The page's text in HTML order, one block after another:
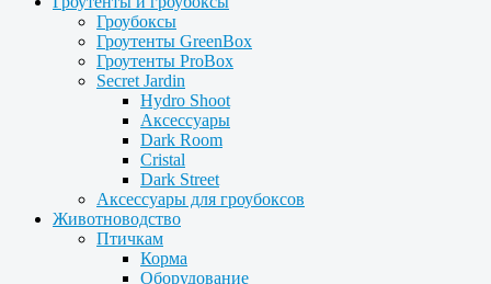
Гроубоксы
Гроутенты GreenBox
Гроутенты ProBox
Secret Jardin
Hydro Shoot
Аксессуары
Dark Room
Cristal
Dark Street
Аксессуары для гроубоксов
Животноводство
Птичкам
Корма
Оборудование